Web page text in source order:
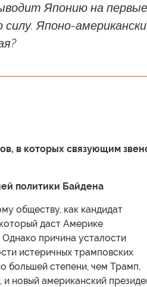
Японию на первые
силу. Японо-
в которых связующим
политики Байдена
обществу, как кандидат
даст Америке
причина усталости
истеричных трамповских
большей степени, чем Трамп,
новый американский